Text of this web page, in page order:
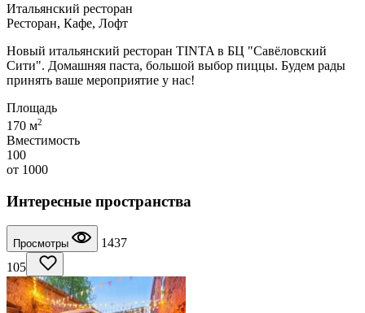
Итальянский ресторан
Ресторан, Кафе, Лофт
Новый итальянский ресторан TINTA в БЦ "Савёловский
Сити". Домашняя паста, большой выбор пиццы. Будем рады
принять ваше мероприятие у нас!
Площадь
170 м2
Вместимость
100
от 1000
Интересные пространства
Просмотры
1437
105